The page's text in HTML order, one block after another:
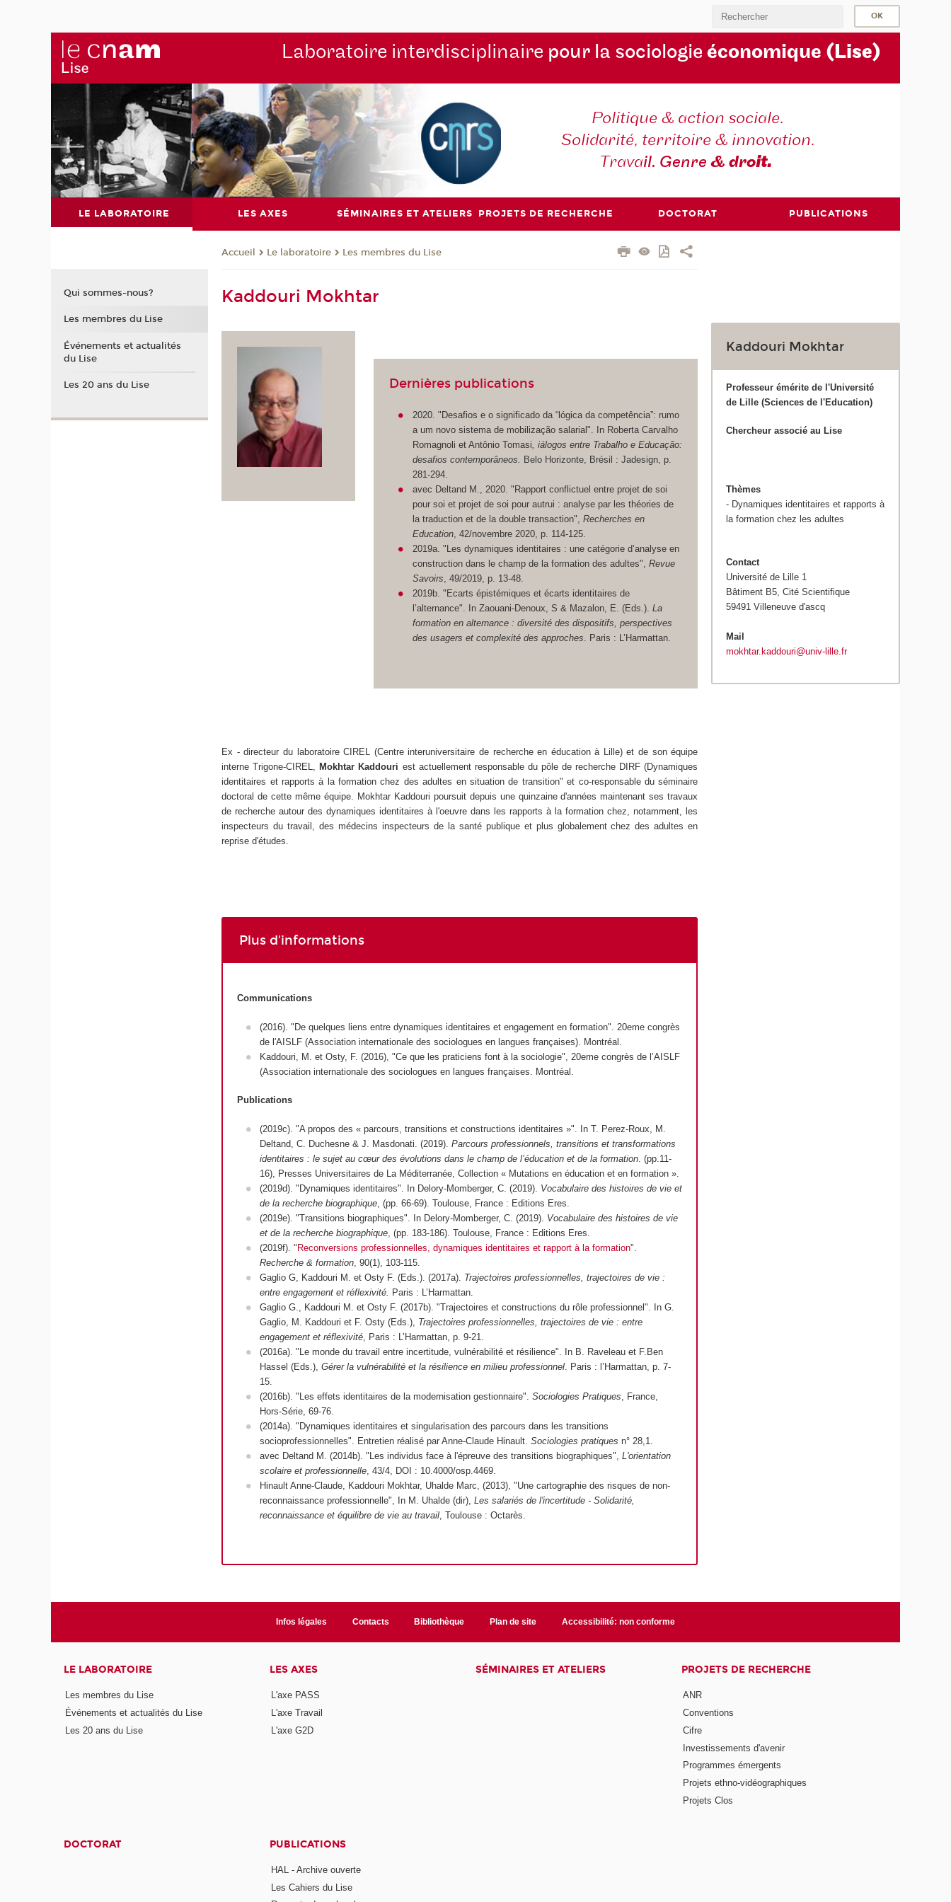
Laboratoire interdisciplinaire pour la sociologie économique (Lise)
Politique & action sociale.
Solidarité, territoire & innovation.
Travail. Genre & droit.
LE LABORATOIRE LES AXES SÉMINAIRES ET ATELIERS PROJETS DE RECHERCHE DOCTORAT PUBLICATIONS
Accueil Le laboratoire Les membres du Lise
Kaddouri Mokhtar
Dernières publications
2020. "Desafios e o significado da “lógica da competência”: rumo
a um novo sistema de mobilização salarial". In Roberta Carvalho
Romagnoli et Antônio Tomasi , iálogos entre Trabalho e Educação:
desafios contemporâneos. Belo Horizonte, Brésil : Jadesign, p.
281-294.
avec Deltand M., 2020. "Rapport conflictuel entre projet de soi
pour soi et projet de soi pour autrui : analyse par les théories de
la traduction et de la double transaction", Recherches en
Education, 42/novembre 2020, p. 114-125.
2019a. "Les dynamiques identitaires : une catégorie d’analyse en
construction dans le champ de la formation des adultes", Revue
Savoirs , 49/2019, p. 13-48.
2019b. "Ecarts épistémiques et écarts identitaires de
l’alternance". In Zaouani-Denoux, S & Mazalon, E. (Eds.). La
formation en alternance : diversité des dispositifs, perspectives
des usagers et complexité des approches . Paris : L’Harmattan.
Ex - directeur du laboratoire CIREL (Centre interuniversitaire de recherche en éducation à Lille) et de son équipe
interne Trigone-CIREL,
Mokhtar Kaddouri est actuellement responsable du pôle de recherche DIRF (Dynamiques
identitaires et rapports à la formation chez des adultes en situation de transition" et co-responsable du séminaire
doctoral de cette même équipe. Mokhtar Kaddouri poursuit depuis une quinzaine d'années maintenant ses travaux
de recherche autour des dynamiques identitaires à l'oeuvre dans les rapports à la formation chez, notamment, les
inspecteurs du travail, des médecins inspecteurs de la santé publique et plus globalement chez des adultes en
reprise d'études.
Plus d'informations
Communications
(2016). "De quelques liens entre dynamiques identitaires et engagement en formation". 20eme congrès
de l'AISLF (Association internationale des sociologues en langues françaises). Montréal.
Kaddouri, M. et Osty, F. (2016), "Ce que les praticiens font à la sociologie", 20eme congrès de l’AISLF
(Association internationale des sociologues en langues françaises. Montréal.
Publications
(2019c). "A propos des « parcours, transitions et constructions identitaires »". In T. Perez-Roux, M.
Deltand, C. Duchesne & J. Masdonati. (2019).Parcours professionnels, transitions et transformations
identitaires : le sujet au cœur des évolutions dans le champ de l’éducation et de la formation . (pp.11-
16), Presses Universitaires de La Méditerranée, Collection « Mutations en éducation et en formation ».
(2019d). "Dynamiques identitaires". In Delory-Momberger, C. (2019). Vocabulaire des histoires de vie et
de la recherche biographique , (pp. 66-69). Toulouse, France : Editions Eres.
(2019e). "Transitions biographiques". In Delory-Momberger, C. (2019). Vocabulaire des histoires de vie
et de la recherche biographique , (pp. 183-186). Toulouse, France : Editions Eres.
(2019f). " Reconversions professionnelles, dynamiques identitaires et rapport à la formation".
Recherche & formation , 90(1), 103-115.
Gaglio G, Kaddouri M. et Osty F. (Eds.). (2017a). Trajectoires professionnelles, trajectoires de vie :
entre engagement et réflexivité.
Paris : L’Harmattan.
Gaglio G., Kaddouri M. et Osty F. (2017b). "Trajectoires et constructions du rôle professionnel". In G.
Gaglio, M. Kaddouri et F. Osty (Eds.), Trajectoires professionnelles, trajectoires de vie : entre
engagement et réflexivité , Paris : L’Harmattan, p. 9-21.
(2016a). "Le monde du travail entre incertitude, vulnérabilité et résilience". In B. Raveleau et F.Ben
Hassel (Eds.),Gérer la vulnérabilité et la résilience en milieu professionnel . Paris : l’Harmattan, p. 7-
15.
(2016b). "Les effets identitaires de la modernisation gestionnaire".Sociologies Pratiques , France,
Hors-Série, 69-76.
(2014a). "Dynamiques identitaires et singularisation des parcours dans les transitions
socioprofessionnelles".
Entretien réalisé par Anne-Claude Hinault.Sociologies pratiques n° 28,1.
avec Deltand M. (2014b). "Les individus face à l'épreuve des transitions biographiques",L'orientation
scolaire et professionnelle , 43/4, DOI : 10.4000/osp.4469.
Hinault Anne-Claude, Kaddouri Mokhtar, Uhalde Marc, (2013), "Une cartographie des risques de non-
reconnaissance professionnelle", In M. Uhalde (dir),Les salariés de l'incertitude - Solidarité,
reconnaissance et équilibre de vie au travail , Toulouse : Octarès.
Kaddouri Mokhtar
Professeur émérite de l'Université
de Lille (Sciences de l'Education)
Chercheur associé au Lise
Thèmes
- Dynamiques identitaires et rapports à
la formation chez les adultes
Contact
Université de Lille 1
Bâtiment B5, Cité Scientifique
59491 Villeneuve d'ascq
Mail
mokhtar.kaddouri@univ-lille.fr
Qui sommes-nous?
Les membres du Lise
Événements et actualités
du Lise
Les 20 ans du Lise
Infos légales Contacts Bibliothèque Plan de site Accessibilité: non conforme
LE LABORATOIRE
Les membres du Lise
Événements et actualités du Lise
Les 20 ans du Lise
LES AXES
L'axe PASS
L'axe Travail
L'axe G2D
SÉMINAIRES ET ATELIERS PROJETS DE RECHERCHE
ANR
Conventions
Cifre
Investissements d'avenir
Programmes émergents
Projets ethno-vidéographiques
Projets Clos
DOCTORAT PUBLICATIONS
HAL - Archive ouverte
Les Cahiers du Lise